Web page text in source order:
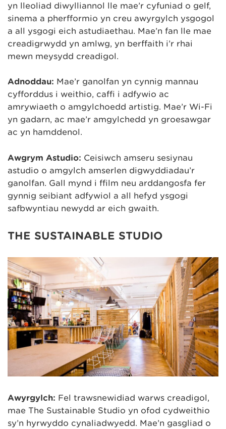
yn lleoliad diwylliannol lle mae’r cyfuniad o gelf,
sinema a pherfformio yn creu awyrgylch ysgogol
a all ysgogi eich astudiaethau. Mae’n fan lle mae
creadigrwydd yn amlwg, yn berffaith i’r rhai
mewn meysydd creadigol.
Adnoddau: Mae’r ganolfan yn cynnig mannau
cyfforddus i weithio, caffi i adfywio ac
amrywiaeth o amgylchoedd artistig. Mae’r Wi-Fi
yn gadarn, ac mae’r amgylchedd yn groesawgar
ac yn hamddenol.
Awgrym Astudio: Ceisiwch amseru sesiynau
astudio o amgylch amserlen digwyddiadau’r
ganolfan. Gall mynd i ffilm neu arddangosfa fer
gynnig seibiant adfywiol a all hefyd ysgogi
safbwyntiau newydd ar eich gwaith.
THE SUSTAINABLE STUDIO
Awyrgylch: Fel trawsnewidiad warws creadigol,
mae The Sustainable Studio yn ofod cydweithio
sy’n hyrwyddo cynaliadwyedd. Mae’n gasgliad o